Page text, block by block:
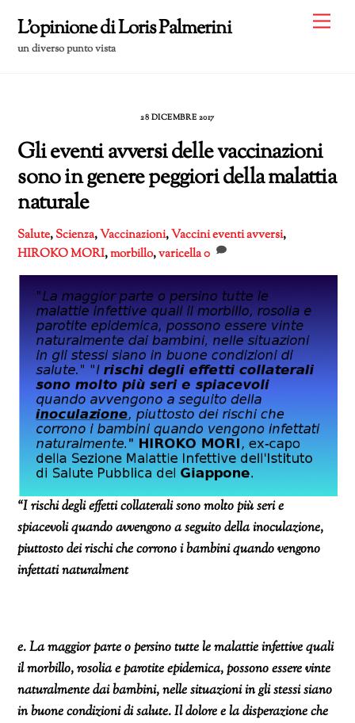
content
L'opinione di Loris Palmerini
un diverso punto vista
28 DICEMBRE 2017
Gli eventi avversi delle vaccinazioni
sono in genere peggiori della malattia
naturale
Salute,Scienza,Vaccinazioni,Vaccinieventi avversi,
HIROKO MORI,morbillo,varicella0
“I rischi degli effetti collaterali sono molto più seri e
spiacevoli quando avvengono a seguito della inoculazione,
piuttosto dei rischi che corrono i bambini quando vengono
infettati naturalment
e. La maggior parte o persino tutte le malattie infettive quali
il morbillo, rosolia e parotite epidemica, possono essere vinte
naturalmente dai bambini, nelle situazioni in gli stessi siano
in buone condizioni di salute. Il dolore e la disperazione che